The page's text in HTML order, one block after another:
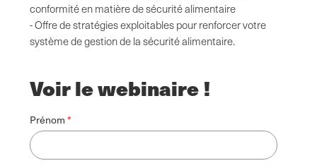
conformité en matière de sécurité alimentaire
- Offre de stratégies exploitables pour renforcer votre
système de gestion de la sécurité alimentaire.
Voir le webinaire !
Prénom